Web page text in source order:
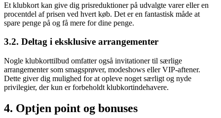
Et klubkort kan give dig prisreduktioner på udvalgte varer eller en
procentdel af prisen ved hvert køb. Det er en fantastisk måde at
spare penge på og få mere for dine penge.
3.2. Deltag i eksklusive arrangementer
Nogle klubkorttilbud omfatter også invitationer til særlige
arrangementer som smagsprøver, modeshows eller VIP-aftener.
Dette giver dig mulighed for at opleve noget særligt og nyde
privilegier, der kun er forbeholdt klubkortindehavere.
4. Optjen point og bonuses